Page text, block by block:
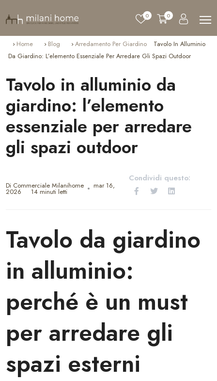
0 0
Home Blog Arredamento Per Giardino
Tavolo In Alluminio
Da Giardino: L’elemento Essenziale Per Arredare Gli Spazi Outdoor
Tavolo in alluminio da
giardino: l’elemento
essenziale per arredare
gli spazi outdoor
Di Commerciale Milanihome mar 16,
2026 14 minuti letti
Condividi questo:
Tavolo da giardino
in alluminio:
perché è un must
per arredare gli
spazi esterni